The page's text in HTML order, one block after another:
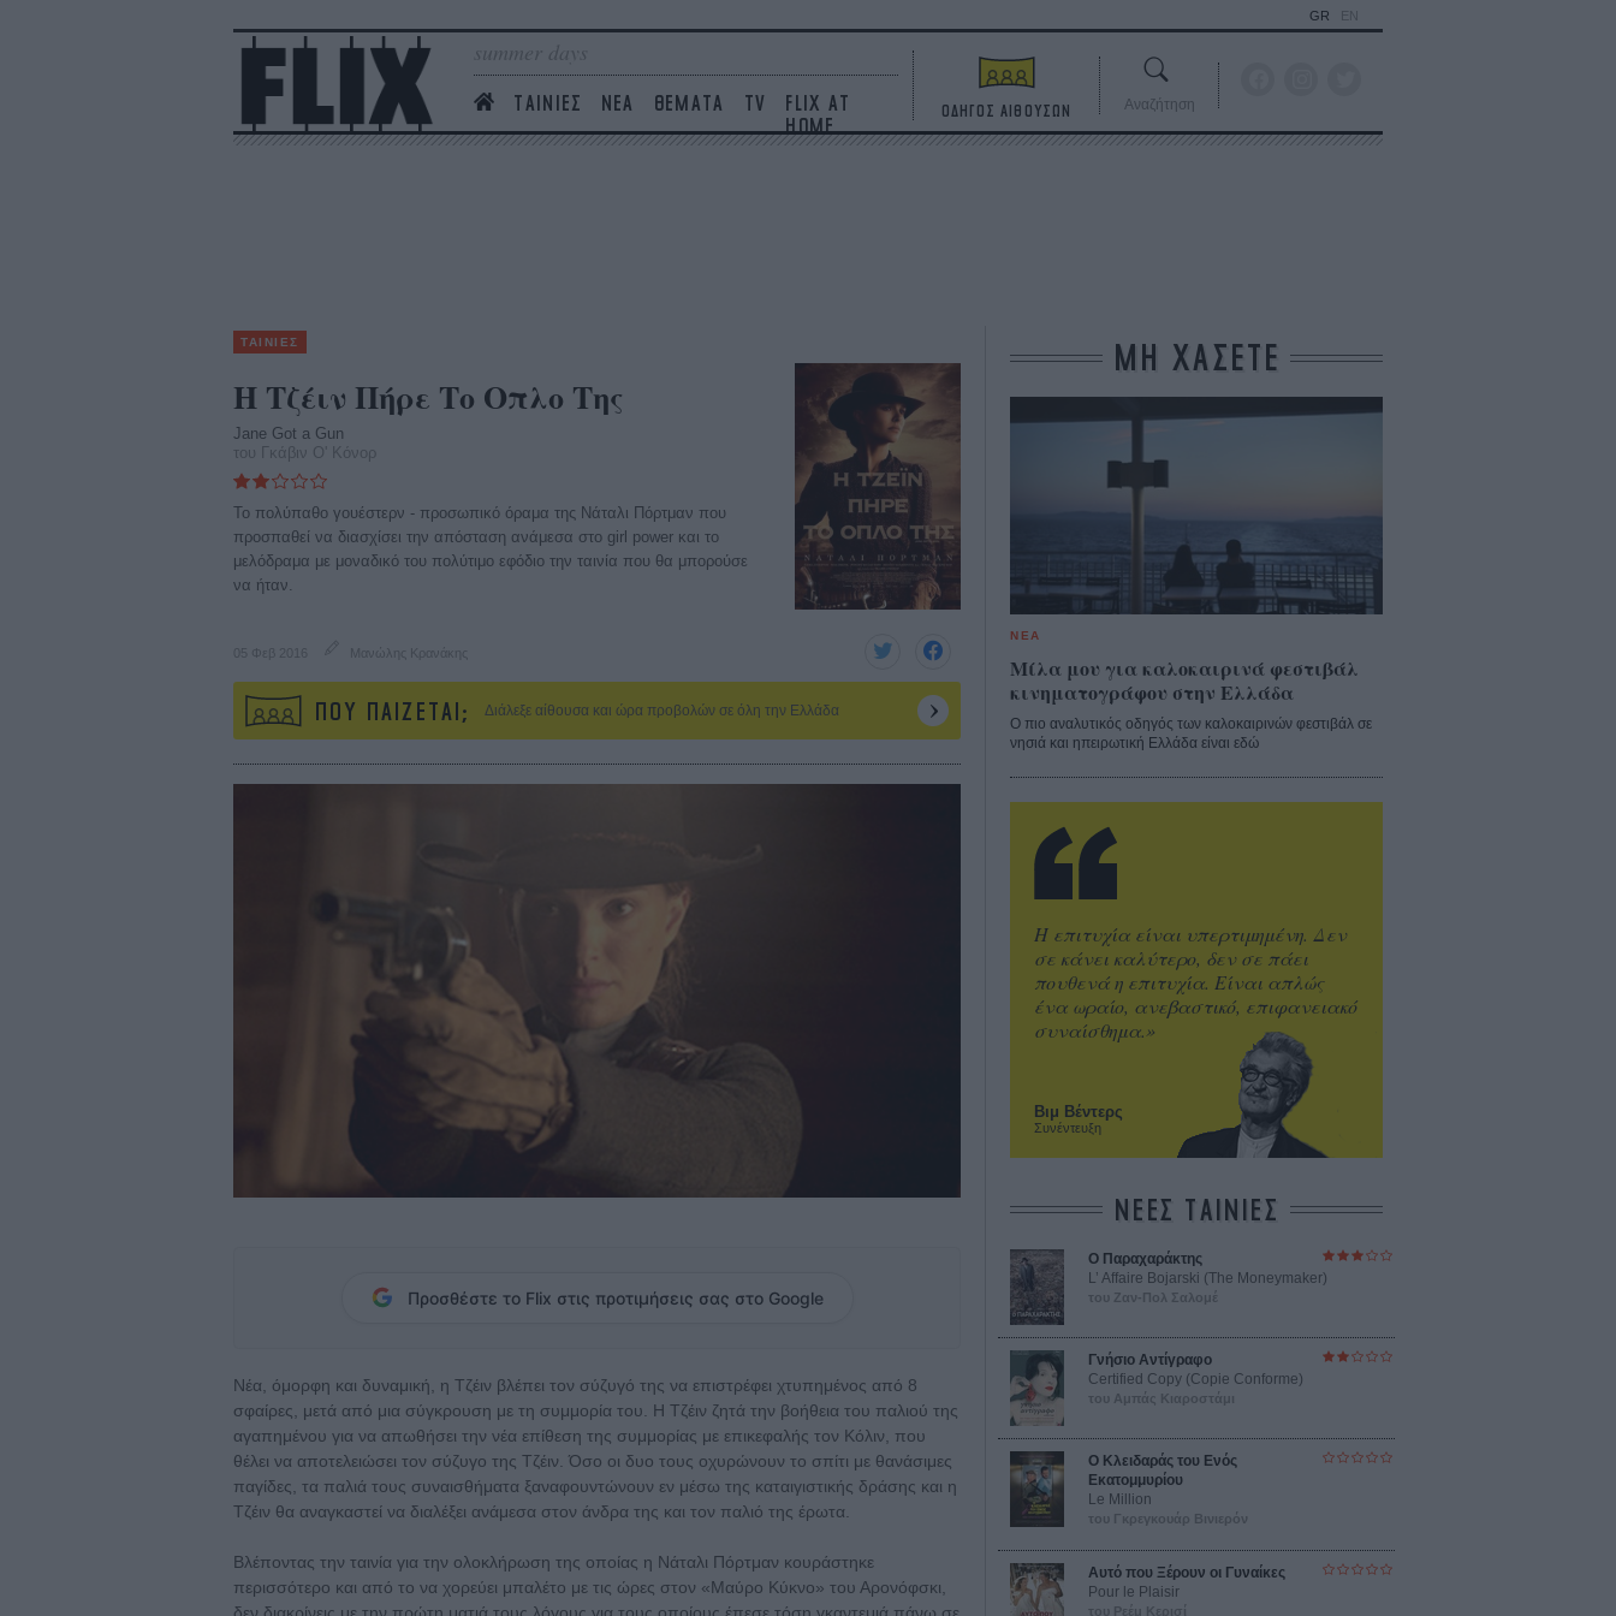
summer days
ΤΑΙΝΙΕΣ ΝΕΑ ΘΕΜΑΤΑ TV
FLIX AT
HOME
GR EN
ΟΔΗΓΟΣ ΑΙΘΟΥΣΩΝ Αναζήτηση
ΤΑΙΝΙΕΣ
Η Τζέιν Πήρε Το Οπλο Της
Jane Got a Gun
του Γκάβιν Ο' Κόνορ
Το πολύπαθο γουέστερν - προσωπικό όραμα της Νάταλι Πόρτμαν που
προσπαθεί να διασχίσει την απόσταση ανάμεσα στο girl power και το
μελόδραμα με μοναδικό του πολύτιμο εφόδιο την ταινία που θα μπορούσε
να ήταν.
05 Φεβ 2016 Μανώλης Κρανάκης
ΠΟΥ ΠΑΙΖΕΤΑΙ; Διάλεξε αίθουσα και ώρα προβολών σε όλη την Ελλάδα
Προσθέστε το Flix στις προτιμήσεις σας στο Google
Νέα, όμορφη και δυναμική, η Τζέιν βλέπει τον σύζυγό της να επιστρέφει χτυπημένος από 8
σφαίρες, μετά από μια σύγκρουση με τη συμμορία του. Η Τζέιν ζητά την βοήθεια του παλιού της
αγαπημένου για να απωθήσει την νέα επίθεση της συμμορίας με επικεφαλής τον Κόλιν, που
θέλει να αποτελειώσει τον σύζυγο της Τζέιν. Όσο οι δυο τους οχυρώνουν το σπίτι με θανάσιμες
παγίδες, τα παλιά τους συναισθήματα ξαναφουντώνουν εν μέσω της καταιγιστικής δράσης και η
Τζέιν θα αναγκαστεί να διαλέξει ανάμεσα στον άνδρα της και τον παλιό της έρωτα.
Βλέποντας την ταινία για την ολοκλήρωση της οποίας η Νάταλι Πόρτμαν κουράστηκε
περισσότερο και από το να χορεύει μπαλέτο με τις ώρες στον «Μαύρο Κύκνο» του Αρονόφσκι,
δεν διακρίνεις με την πρώτη ματιά τους λόγους για τους οποίους έπεσε τόση γκαντεμιά πάνω σε
ΜΗ ΧΑΣΕΤΕ
ΝΕΑ
Μίλα μου για καλοκαιρινά φεστιβάλ
κινηματογράφου στην Ελλάδα
Ο πιο αναλυτικός οδηγός των καλοκαιρινών φεστιβάλ σε
νησιά και ηπειρωτική Ελλάδα είναι εδώ
Βιμ Βέντερς
Συνέντευξη
Η επιτυχία είναι υπερτιμημένη. Δεν
σε κάνει καλύτερο, δεν σε πάει
πουθενά η επιτυχία. Είναι απλώς
ένα ωραίο, ανεβαστικό, επιφανειακό
συναίσθημα.»
ΝΕΕΣ ΤΑΙΝΙΕΣ
Ο Παραχαράκτης
L’ Affaire Bojarski (The Moneymaker)
του Ζαν-Πολ Σαλομέ
Γνήσιο Αντίγραφο
Certified Copy (Copie Conforme)
του Αμπάς Κιαροστάμι
Ο Κλειδαράς του Ενός
Εκατομμυρίου
Le Million
του Γκρεγκουάρ Βινιερόν
Αυτό που Ξέρουν οι Γυναίκες
Pour le Plaisir
του Ρεέμ Κερισί